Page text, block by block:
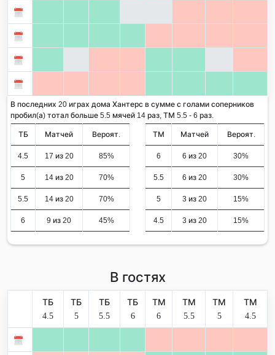
В последних 20 играх дома Хантерс в сумме с голами соперников
пробил(а) тотал больше 5.5 мячей 14 раз, ТМ 5.5 - 6 раз.
ТБ Матчей Вероят.
4.5 17 из 20 85%
5 14 из 20 70%
5.5 14 из 20 70%
6 9 из 20 45%
ТМ Матчей Вероят.
6 6 из 20 30%
5.5 6 из 20 30%
5 3 из 20 15%
4.5 3 из 20 15%
В гостях
ТБ
4.5
ТБ
5
ТБ
5.5
ТБ
6
ТМ
6
ТМ
5.5
ТМ
5
ТМ
4.5